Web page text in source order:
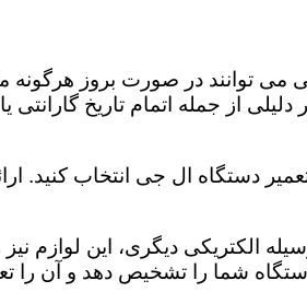
می توانند در صورت بروز
از جمله اتمام تاریخ گارانتی
دستگاه ال جی انتخاب کنید.
الکتریکی دیگری، این لوازم
شما را تشخیص دهد و آن را